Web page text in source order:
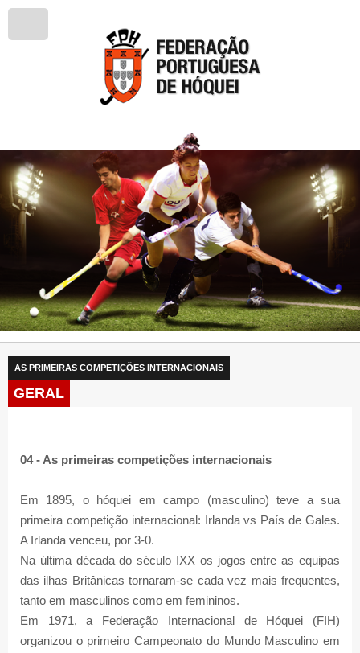
AS PRIMEIRAS COMPETIÇÕES INTERNACIONAIS
GERAL
04 - As primeiras competições internacionais
Em 1895, o hóquei em campo (masculino) teve a sua
primeira competição internacional: Irlanda vs País de Gales.
A Irlanda venceu, por 3-0.
Na última década do século IXX os jogos entre as equipas
das ilhas Britânicas tornaram-se cada vez mais frequentes,
tanto em masculinos como em femininos.
Em 1971, a Federação Internacional de Hóquei (FIH)
organizou o primeiro Campeonato do Mundo Masculino em